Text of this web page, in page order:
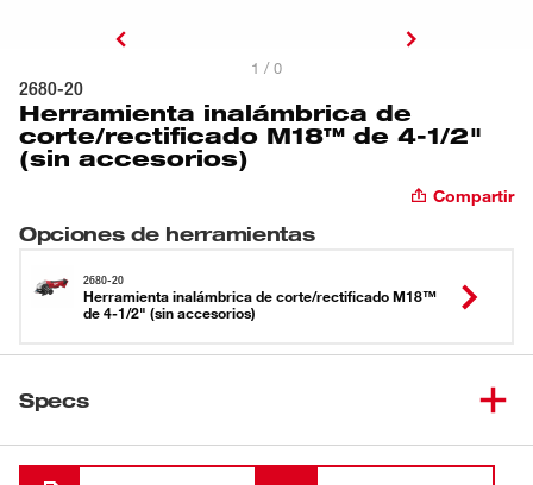
1 / 0
2680-20
Herramienta inalámbrica de
corte/rectificado M18™ de 4-1/2"
(sin accesorios)
Compartir
Opciones de herramientas
2680-20
Herramienta inalámbrica de corte/rectificado M18™
de 4-1/2" (sin accesorios)
Specs
Cargando